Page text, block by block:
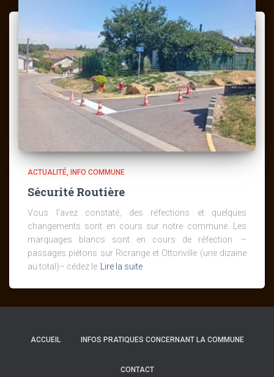
ACTUALITÉ INFO COMMUNE
Sécurité Routière
Vous l’avez constaté, des réfections et quelques
changements sont en cours sur notre commune. Les
marquages blancs sont en cours de réfection :–
passages piétons sur Ricrange et Ottonville (une dizaine
au total)– cédez le
Lire la suite
ACCUEIL INFOS PRATIQUES CONCERNANT LA COMMUNE
CONTACT